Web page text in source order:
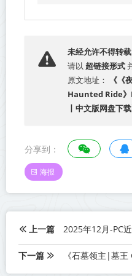
未经允许不得转载
请以 超链接形式
原文地址：
《《
Haunted Ride》
丨中文版网盘下载
分享到：
海报
上一篇 2025年12月-PC
下一篇 《石墓领主|墓王